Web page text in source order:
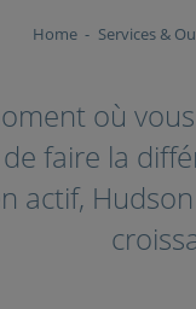
Home Services &
où
faire la
actif,